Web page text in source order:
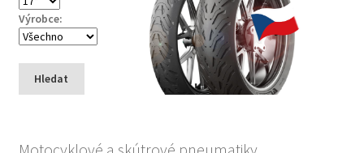
Výrobce:
Hledat